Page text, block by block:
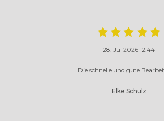
28. Jul 2026 12:44
Die schnelle und gute
Elke Schulz